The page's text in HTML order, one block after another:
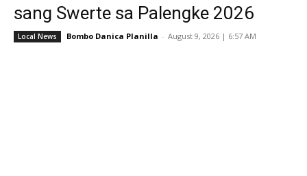
sang Swerte sa Palengke 2026
Local News Bombo Danica Planilla - August 9, 2026 | 6:57 AM